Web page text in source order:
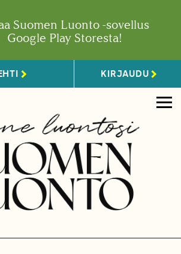
Suomen Luonto -sovellus
Google Play Storesta!
KIRJAUDU